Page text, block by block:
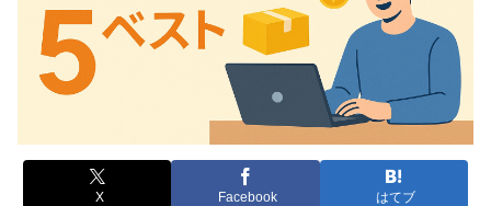
X Facebook はてブ